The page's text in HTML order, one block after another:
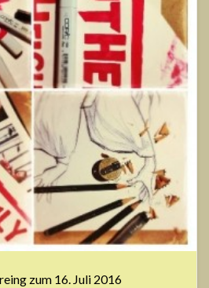
zum 16. Juli 2016